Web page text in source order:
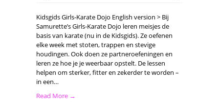
Kidsgids Girls-Karate Dojo English version > Bij
Samurette’s Girls-Karate Dojo leren meisjes de
basis van karate (nu in de Kidsgids). Ze oefenen
elke week met stoten, trappen en stevige
houdingen. Ook doen ze partneroefeningen en
leren ze hoe je je weerbaar opstelt. De lessen
helpen om sterker, fitter en zekerder te worden –
in een…
Read More →